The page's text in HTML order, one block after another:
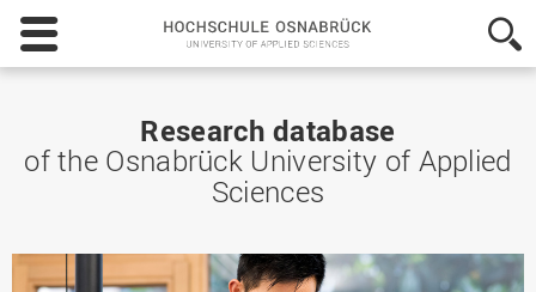
Hochschule
Osnabrück
-
Sciences
Research database
of the Osnabrück University of Applied
Sciences